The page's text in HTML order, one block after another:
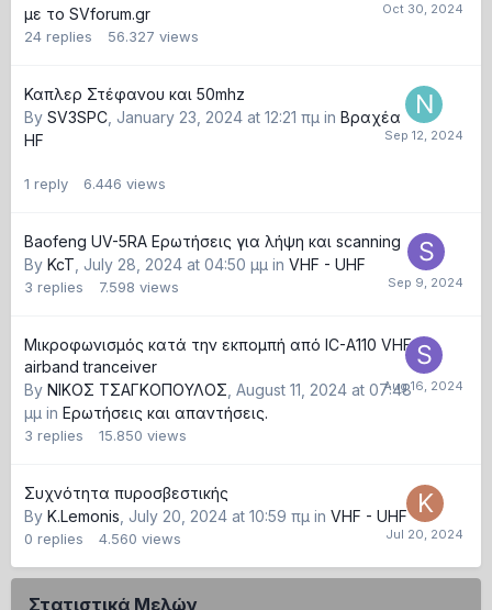
με το SVforum.gr
24 replies 56.327 views
Καπλερ Στέφανου και 50mhz
By SV3SPC January 23, 2024 at 12:21 πμ in Βραχέα
HF
1 reply 6.446 views
Baofeng UV-5RA Ερωτήσεις για λήψη και scanning
By KcT July 28, 2024 at 04:50 μμ in VHF - UHF
3 replies 7.598 views
Μικροφωνισμός κατά την εκπομπή από IC-A110 VHF
airband tranceiver
By ΝΙΚΟΣ ΤΣΑΓΚΟΠΟΥΛΟΣ August 11, 2024 at 07:48
μμ in Ερωτήσεις και απαντήσεις.
3 replies 15.850 views
Συχνότητα πυροσβεστικής
By K.Lemonis July 20, 2024 at 10:59 πμ in VHF - UHF
0 replies 4.560 views
Στατιστικά Μελών